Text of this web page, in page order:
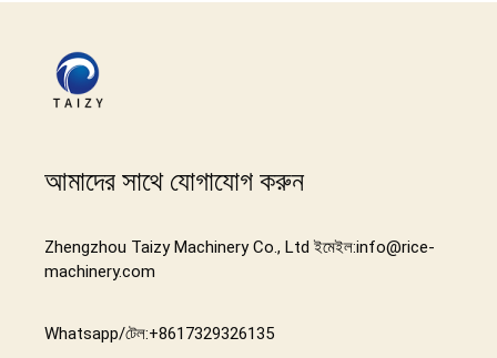
আমাদের সাথে যোগাযোগ করুন
Zhengzhou Taizy Machinery Co., Ltd ইমেইল:info@rice-
machinery.com
Whatsapp/টেল:+8617329326135